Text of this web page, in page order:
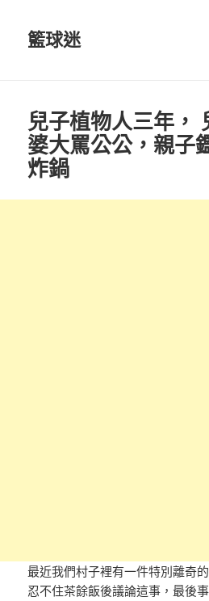
籃球迷
兒子植物人三年，
婆大罵公公，親子
炸鍋
最近我們村子裡有一件特別離奇
忍不住茶餘飯後議論這事，最後